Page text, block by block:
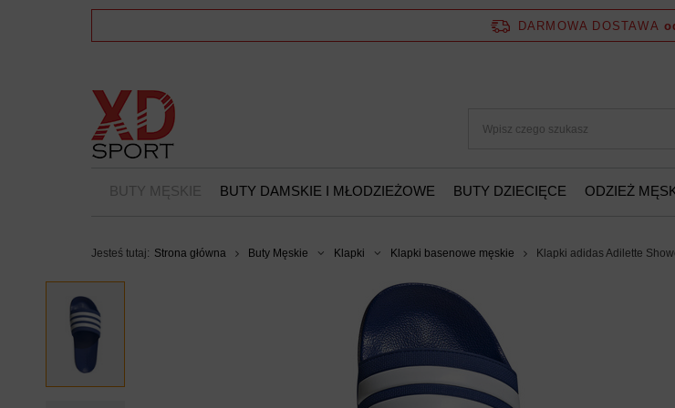
DARMOWA DOSTAWA
BUTY MĘSKIE BUTY DAMSKIE I MŁODZIEŻOWE BUTY DZIECIĘCE ODZIEŻ
Jesteś tutaj: Strona główna Buty Męskie Klapki Klapki basenowe męskie Klapki adidas Adilette